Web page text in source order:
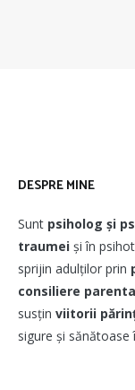
DESPRE MINE
Sunt psiholog și
traumei și în
sprijin adulților prin
consiliere
susțin viitorii
sigure și sănătoase